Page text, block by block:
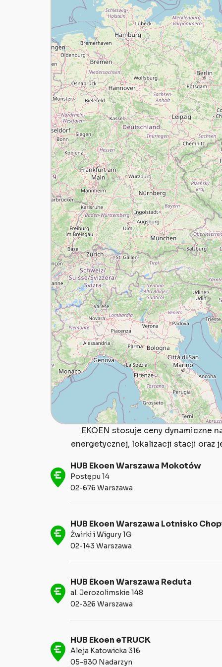
HUB Ekoen Warszawa Mokotów
Postępu 14
02-676 Warszawa
HUB Ekoen Warszawa Lotnisko
Żwirki i Wigury 1G
02-143 Warszawa
HUB Ekoen Warszawa Reduta
al. Jerozolimskie 148
02-326 Warszawa
HUB Ekoen eTRUCK
Aleja Katowicka 316
05-830 Nadarzyn
EKOEN stosuje ceny dynamiczne
energetycznej, lokalizacji stacji oraz